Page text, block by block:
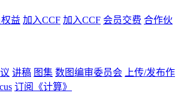
益 加入CCF 加入CCF 会员交费 合作伙
讲稿 图集 数图编审委员会
上传/发布作
订阅《计算》